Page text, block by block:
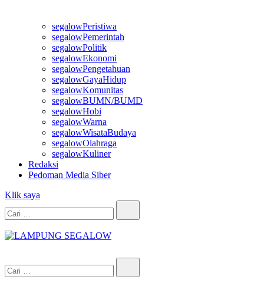
segalowPeristiwa
segalowPemerintah
segalowPolitik
segalowEkonomi
segalowPengetahuan
segalowGayaHidup
segalowKomunitas
segalowBUMN/BUMD
segalowHobi
segalowWarna
segalowWisataBudaya
segalowOlahraga
segalowKuliner
Redaksi
Pedoman Media Siber
Klik saya